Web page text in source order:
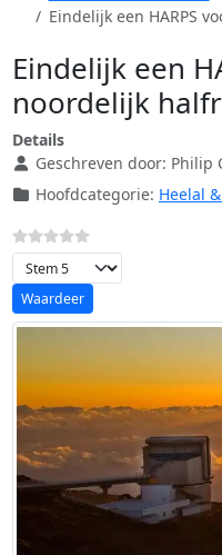
Eindelijk een HARPS
Eindelijk een
noordelijk
Details
Geschreven door: Philip
Hoofdcategorie: Heelal
Voeg waardering toe